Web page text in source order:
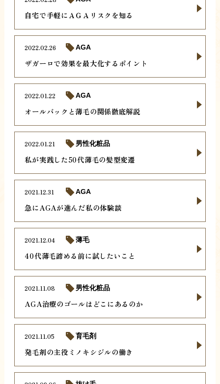
自宅で手軽にＡＧＡリスクを知る
ザガーロで効果を最大化するポイント
2022.02.26 AGA
オールバックと薄毛の関係徹底解説
2022.01.22 AGA
私が実践した50代薄毛の髪型変遷
2022.01.21 男性化粧品
急にAGAが進んだ私の体験談
2021.12.31 AGA
40代薄毛諦める前に試したいこと
2021.12.04 薄毛
AGA治療のゴールはどこにあるのか
2021.11.08 男性化粧品
発毛剤の主役ミノキシジルの働き
2021.11.05 育毛剤